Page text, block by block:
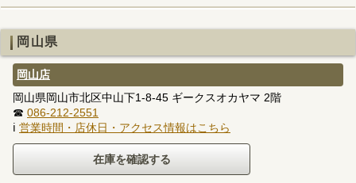
岡山県
岡山店
岡山県岡山市北区中山下1-8-45 ギークスオカヤマ 2階
☎ 086-212-2551
ℹ 営業時間・店休日・アクセス情報はこちら